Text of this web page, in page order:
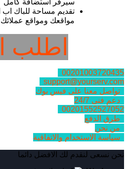
سيرفر استضافة كامل
تقديم مساحة للباك اب
مواقعك ومواقع عملائك
اطلب
00201003720435
support@yourserv.com
تواصل معنا على فيس بوك
دعم فنى 24/7
00201552527052
طرق الدفع
من نحن
سياسة الاستخدام والاتفاقية
نحن نسعى لنقدم لك الافضل دائما